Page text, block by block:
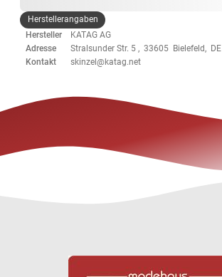
Herstellerangaben
Hersteller
KATAG AG
Adresse
Stralsunder Str. 5 , 33605 Bielefeld, DE
Kontakt
skinzel@katag.net